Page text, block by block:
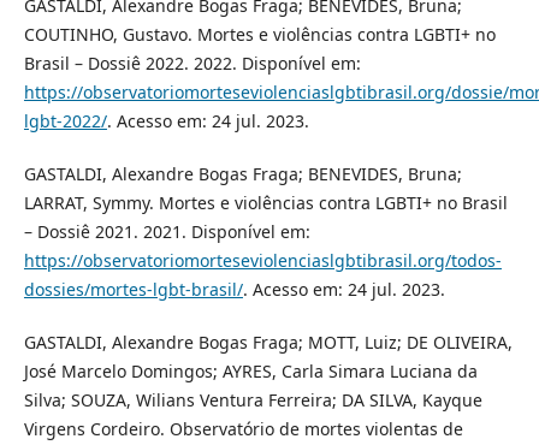
GASTALDI, Alexandre Bogas Fraga; BENEVIDES, Bruna;
COUTINHO, Gustavo. Mortes e violências contra LGBTI+ no
Brasil – Dossiê 2022. 2022. Disponível em:
https://observatoriomorteseviolenciaslgbtibrasil.org/dossie/
lgbt-2022/. Acesso em: 24 jul. 2023.
GASTALDI, Alexandre Bogas Fraga; BENEVIDES, Bruna;
LARRAT, Symmy. Mortes e violências contra LGBTI+ no Brasil
– Dossiê 2021. 2021. Disponível em:
https://observatoriomorteseviolenciaslgbtibrasil.org/todos-
dossies/mortes-lgbt-brasil/. Acesso em: 24 jul. 2023.
GASTALDI, Alexandre Bogas Fraga; MOTT, Luiz; DE OLIVEIRA,
José Marcelo Domingos; AYRES, Carla Simara Luciana da
Silva; SOUZA, Wilians Ventura Ferreira; DA SILVA, Kayque
Virgens Cordeiro. Observatório de mortes violentas de